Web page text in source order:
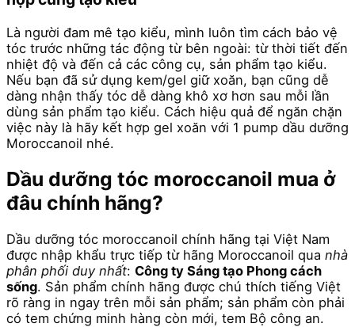
Là người đam mê tạo kiểu, mình luôn tìm cách bảo vệ
tóc trước những tác động từ bên ngoài: từ thời tiết đến
nhiệt độ và đến cả các công cụ, sản phẩm tạo kiểu.
Nếu bạn đã sử dụng kem/gel giữ xoăn, bạn cũng dễ
dàng nhận thấy tóc dễ dàng khô xơ hơn sau mỗi lần
dùng sản phẩm tạo kiểu. Cách hiệu quả để ngăn chặn
việc này là hãy kết hợp gel xoăn với 1 pump dầu dưỡng
Moroccanoil nhé.
Dầu dưỡng tóc moroccanoil mua ở
đâu chính hãng?
Dầu dưỡng tóc moroccanoil chính hãng tại Việt Nam
được nhập khẩu trực tiếp từ hãng Moroccanoil qua nhà
phân phối duy nhất: Công ty Sáng tạo Phong cách
sống. Sản phẩm chính hãng được chú thích tiếng Việt
rõ ràng in ngay trên mỗi sản phẩm; sản phẩm còn phải
có tem chứng minh hàng còn mới, tem Bộ công an.